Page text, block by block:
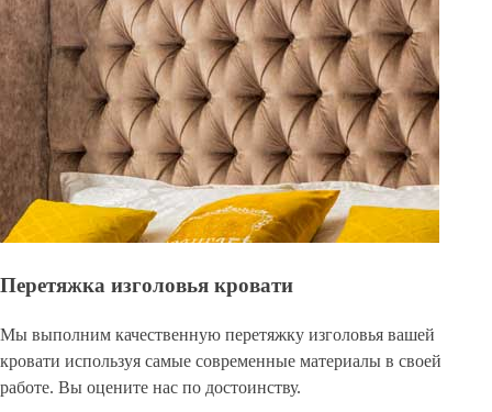
Перетяжка изголовья кровати
Мы выполним качественную перетяжку изголовья вашей
кровати используя самые современные материалы в своей
работе. Вы оцените нас по достоинству.